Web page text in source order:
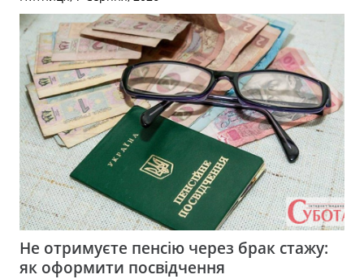
Не отримуєте пенсію через брак стажу:
як оформити посвідчення